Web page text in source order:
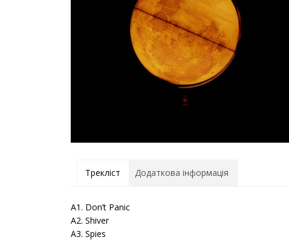
Трекліст Додаткова інформація
A1. Don’t Panic
A2. Shiver
A3. Spies